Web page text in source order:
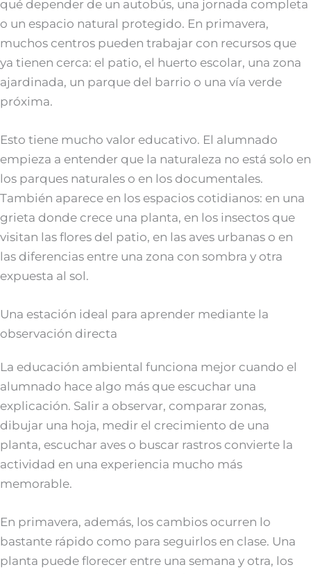
qué depender de un autobús, una jornada completa
o un espacio natural protegido. En primavera,
muchos centros pueden trabajar con recursos que
ya tienen cerca: el patio, el huerto escolar, una zona
ajardinada, un parque del barrio o una vía verde
próxima.
Esto tiene mucho valor educativo. El alumnado
empieza a entender que la naturaleza no está solo en
los parques naturales o en los documentales.
También aparece en los espacios cotidianos: en una
grieta donde crece una planta, en los insectos que
visitan las flores del patio, en las aves urbanas o en
las diferencias entre una zona con sombra y otra
expuesta al sol.
Una estación ideal para aprender mediante la
observación directa
La educación ambiental funciona mejor cuando el
alumnado hace algo más que escuchar una
explicación. Salir a observar, comparar zonas,
dibujar una hoja, medir el crecimiento de una
planta, escuchar aves o buscar rastros convierte la
actividad en una experiencia mucho más
memorable.
En primavera, además, los cambios ocurren lo
bastante rápido como para seguirlos en clase. Una
planta puede florecer entre una semana y otra, los